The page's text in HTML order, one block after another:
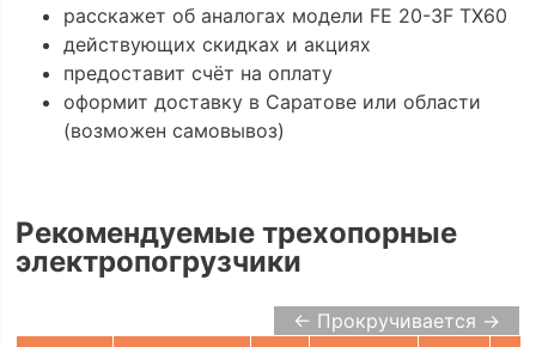
расскажет об аналогах модели FE 20-3F TX60
действующих скидках и акциях
предоставит счёт на оплату
оформит доставку в Саратове или области
(возможен самовывоз)
Рекомендуемые трехопорные
электропогрузчики
← Прокручивается →